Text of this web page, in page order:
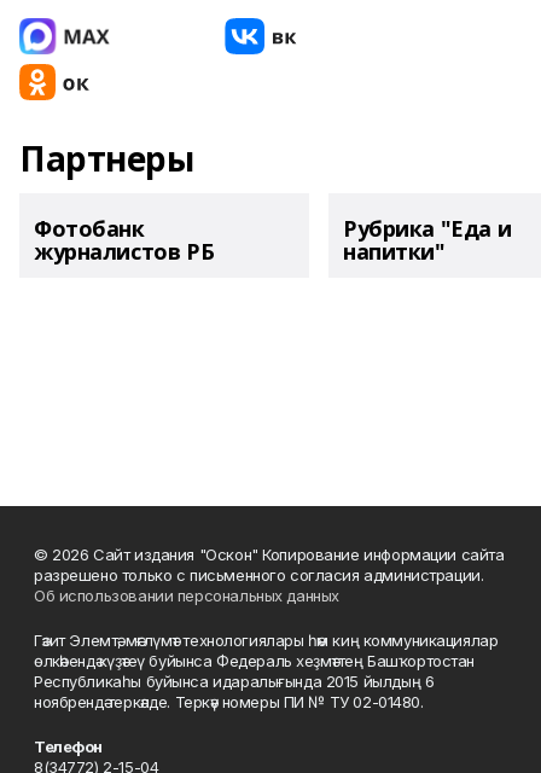
Партнеры
Фотобанк
журналистов РБ
Рубрика "Еда и
напитки"
© 2026 Сайт издания "Оскон" Копирование информации сайта
разрешено только с письменного согласия администрации.
Об использовании персональных данных
Гәзит Элемтә, мәғлүмәт технологиялары һәм киң коммуникациялар
өлкәһендә күҙәтеү буйынса Федераль хеҙмәттең Башҡортостан
Республикаһы буйынса идаралығында 2015 йылдың 6
ноябрендә теркәлде. Теркәү номеры ПИ № ТУ 02-01480.
Телефон
8(34772) 2-15-04